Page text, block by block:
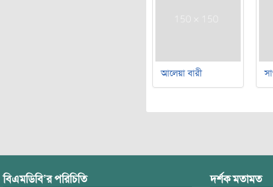
আলেয়া বারী
বিএমডিবি’র পরিচিতি দর্শক মতামত